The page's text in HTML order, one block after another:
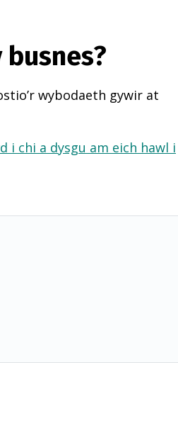
wybodaeth gywir at
i chi a dysgu am eich hawl i